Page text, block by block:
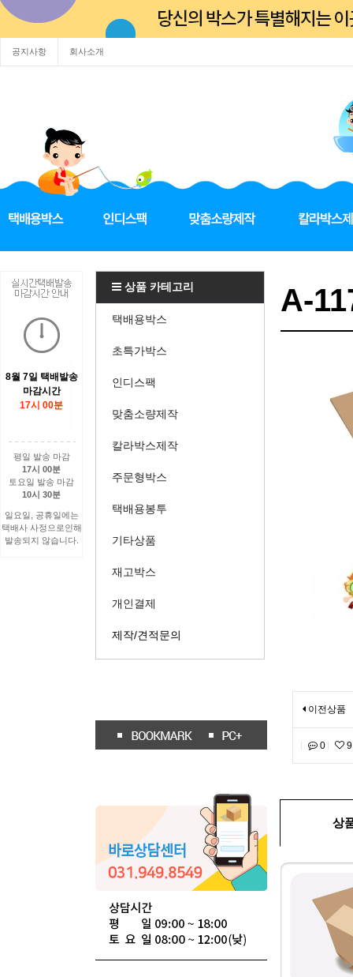
공지사항 회사소개
8월 7일 택배발송
마감시간
17시 00분
평일 발송 마감
17시 00분
토요일 발송 마감
10시 30분
일요일, 공휴일에는
택배사 사정으로인해
발송되지 않습니다.
상품 카테고리
택배용박스
초특가박스
인디스팩
맞춤소량제작
칼라박스제작
주문형박스
택배용봉투
기타상품
재고박스
개인결제
제작/견적문의
A-
이전상품
0 9
상